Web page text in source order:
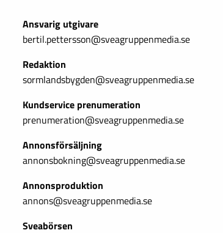
Ansvarig utgivare
bertil.pettersson@sveagruppenmedia.se
Redaktion
sormlandsbygden@sveagruppenmedia.se
Kundservice prenumeration
prenumeration@sveagruppenmedia.se
Annonsförsäljning
annonsbokning@sveagruppenmedia.se
Annonsproduktion
annons@sveagruppenmedia.se
Sveabörsen